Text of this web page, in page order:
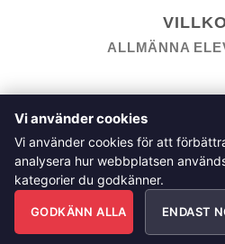
ALLMÄNNA
HEMSIDEPOLICY
ALLMÄNNA FRÅGOR OM VÅRA
Klädskolan Sverige AB,
Copyright 2026 ©
Vi använder cookies
Vi använder cookies för att
analysera hur webbplatsen
kategorier du godkänner.
GODKÄNN ALLA ENDAST